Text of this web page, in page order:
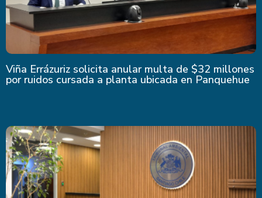
Viña Errázuriz solicita anular multa de $32 millones
por ruidos cursada a planta ubicada en Panquehue